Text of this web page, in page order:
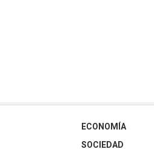
ECONOMÍA
SOCIEDAD